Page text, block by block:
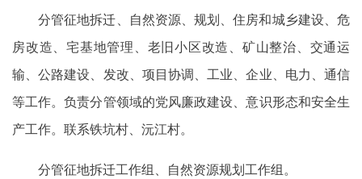
分管征地拆迁、自然资源、规划、住房和城乡建设、危
房改造、宅基地管理、老旧小区改造、矿山整治、交通运
输、公路建设、发改、项目协调、工业、企业、电力、通信
等工作。负责分管领域的党风廉政建设、意识形态和安全生
产工作。联系铁坑村、沅江村。
分管征地拆迁工作组、自然资源规划工作组。